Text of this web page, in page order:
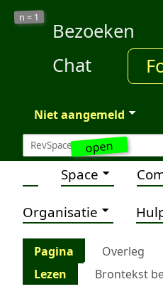
open
n = 1
Bezoeken
Chat
Niet aangemeld
Space
Organisatie
Pagina Overleg
Lezen
Brontekst